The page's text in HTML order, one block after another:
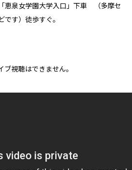
恵泉女学園大学入口」下車 （多摩セ
す）徒歩すぐ。
視聴はできません。